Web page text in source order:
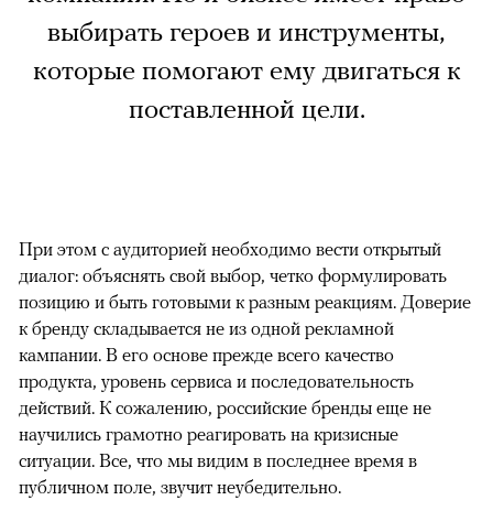
выбирать героев и инструменты,
которые помогают ему двигаться к
поставленной цели.
При этом с аудиторией необходимо вести открытый
диалог: объяснять свой выбор, четко формулировать
позицию и быть готовыми к разным реакциям. Доверие
к бренду складывается не из одной рекламной
кампании. В его основе прежде всего качество
продукта, уровень сервиса и последовательность
действий. К сожалению, российские бренды еще не
научились грамотно реагировать на кризисные
ситуации. Все, что мы видим в последнее время в
публичном поле, звучит неубедительно.